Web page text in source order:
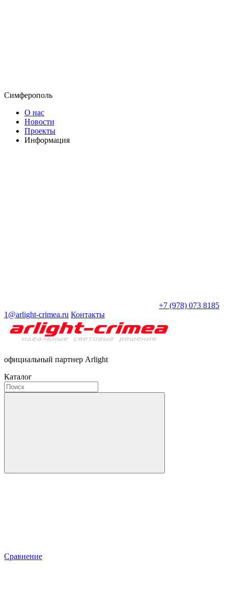
Симферополь
О нас
Новости
Проекты
Информация
+7 (978) 073 8185
1@arlight-crimea.ru Контакты
официальный партнер Arlight
Каталог
Сравнение